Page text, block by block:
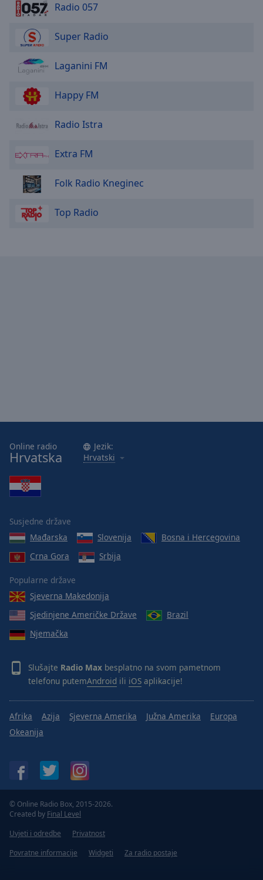
Radio 057
Super Radio
Laganini FM
Happy FM
Radio Istra
Extra FM
Folk Radio Kneginec
Top Radio
Online radio
Hrvatska
Jezik:
Hrvatski
Susjedne države
Mađarska
Slovenija
Bosna i Hercegovina
Crna Gora
Srbija
Popularne države
Sjeverna Makedonija
Sjedinjene Američke Države
Brazil
Njemačka
Slušajte Radio Max besplatno na svom pametnom
telefonu putemAndroid ili iOS aplikacije!
Afrika Azija Sjeverna Amerika Južna Amerika
Europa
Okeanija
© Online Radio Box, 2015-2026.
Created by Final Level
Uvjeti i odredbe
Privatnost
Povratne informacije
Widgeti Za radio postaje